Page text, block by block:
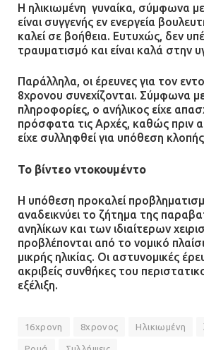
Ασπρόπυργος:
τους σοβαρά
μεγάλης έκρηξης
12.07.2026 | 15:07
Άργος: Στη φυλακή
αστυνομικοί για
με αναπηρία
Ένα πουλί
πρωινή διακοπή
Μάνδρα
09.07.2026 | 11:12
Ασπρόπυργο –
Η ηλικιωμένη γυναίκα, σύμφωνα
είναι συγγενής εν ενεργεία
καλεί σε βοήθεια. Ευτυχώς, δεν
τραυματισμό και είναι καλά στην
Παράλληλα, οι έρευνες για τον
8χρονου συνεχίζονται. Σύμφωνα με
πληροφορίες, ο ανήλικος είχε
πρόσφατα τις Αρχές, καθώς πριν
είχε συλληφθεί για υπόθεση
Το βίντεο ντοκουμέντο
Η υπόθεση προκαλεί
αναδεικνύει το ζήτημα της
ανηλίκων και των ιδιαίτερων
προβλέπονται από το νομικό
μικρής ηλικίας. Οι αστυνομικές
ακριβείς συνθήκες του
εξέλιξη.
16χρονη 8χρονος Ηλικιωμένη